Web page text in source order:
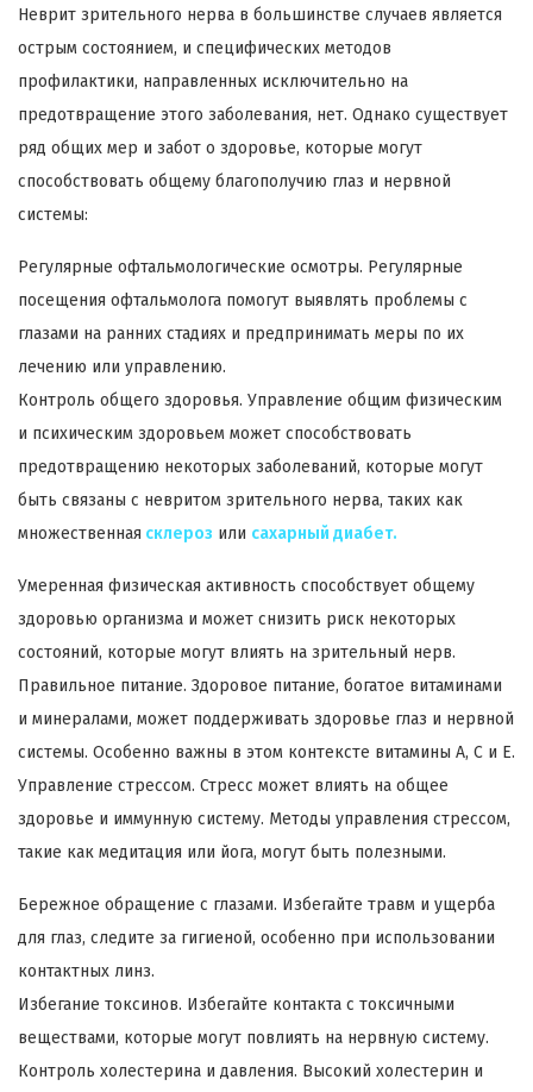
Неврит зрительного нерва в большинстве случаев является
острым состоянием, и специфических методов
профилактики, направленных исключительно на
предотвращение этого заболевания, нет. Однако существует
ряд общих мер и забот о здоровье, которые могут
способствовать общему благополучию глаз и нервной
системы:
Регулярные офтальмологические осмотры. Регулярные
посещения офтальмолога помогут выявлять проблемы с
глазами на ранних стадиях и предпринимать меры по их
лечению или управлению.
Контроль общего здоровья. Управление общим физическим
и психическим здоровьем может способствовать
предотвращению некоторых заболеваний, которые могут
быть связаны с невритом зрительного нерва, таких как
множественная склероз или сахарный диабет.
Умеренная физическая активность способствует общему
здоровью организма и может снизить риск некоторых
состояний, которые могут влиять на зрительный нерв.
Правильное питание. Здоровое питание, богатое витаминами
и минералами, может поддерживать здоровье глаз и нервной
системы. Особенно важны в этом контексте витамины A, C и E.
Управление стрессом. Стресс может влиять на общее
здоровье и иммунную систему. Методы управления стрессом,
такие как медитация или йога, могут быть полезными.
Бережное обращение с глазами. Избегайте травм и ущерба
для глаз, следите за гигиеной, особенно при использовании
контактных линз.
Избегание токсинов. Избегайте контакта с токсичными
веществами, которые могут повлиять на нервную систему.
Контроль холестерина и давления. Высокий холестерин и